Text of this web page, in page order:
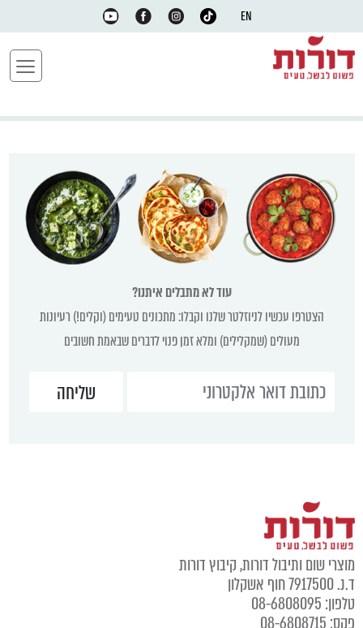
EN
עוד לא מתבלים איתנו?
הצטרפו עכשיו לניוזלטר שלנו וקבלו: מתכונים טעימים (וקלים!) רעיונות
מעולים (שמקלילים) ומלא זמן פנוי לדברים שבאמת חשובים
מוצרי שום ותיבול דורות, קיבוץ דורות
ד.נ. 7917500 חוף אשקלון
טלפון: 08-6808095